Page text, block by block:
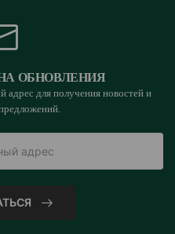
ОБНОВЛЕНИЯ
адрес для получения новостей и